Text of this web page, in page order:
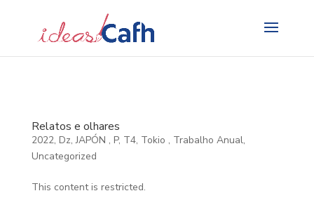
Relatos e olhares
2022, Dz,JAPÓN , P, T4, Tokio , Trabalho Anual,
Uncategorized
This content is restricted.